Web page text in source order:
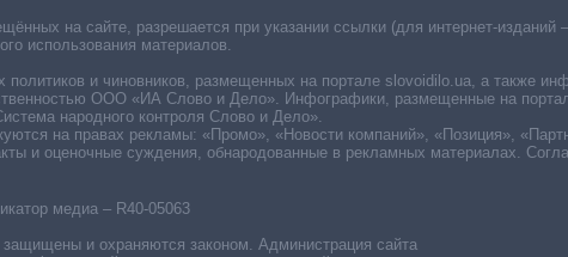
медиа – R40-05063
защищены и охраняются законом. Администрация сайта
на сайте, разрешается при указании ссылки (для интернет-
использования материалов.
и чиновников, размещенных на портале slovoidilo.ua, а также
ООО «ИА Слово и Дело». Инфографики, размещенные на
народного контроля Слово и Дело».
на правах рекламы: «Промо», «Новости компаний», «Позиция»,
и оценочные суждения, обнародованные в рекламных материалах.